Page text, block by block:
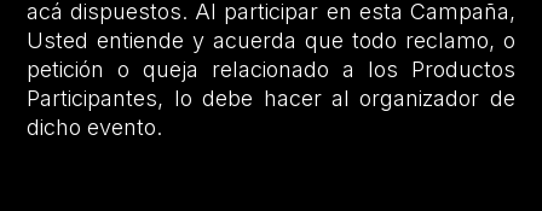
acá dispuestos. Al participar en esta Campaña,
Usted entiende y acuerda que todo reclamo, o
petición o queja relacionado a los Productos
Participantes, lo debe hacer al organizador de
dicho evento.